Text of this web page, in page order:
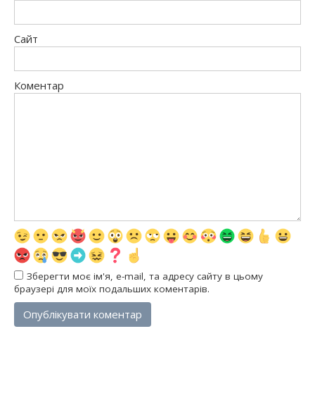
Сайт
Коментар
Зберегти моє ім'я, e-mail, та адресу сайту в цьому
браузері для моїх подальших коментарів.